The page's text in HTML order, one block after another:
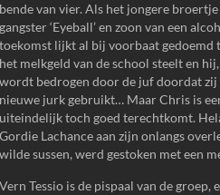
bende van vier. Als het jongere
gangster ‘Eyeball’ en zoon van een
toekomst lijkt al bij voorbaat gedoemd
het melkgeld van de school steelt en
wordt bedrogen door de juf doordat zij
nieuwe jurk gebruikt… Maar Chris is
uiteindelijk toch goed terechtkomt.
Gordie Lachance aan zijn onlangs
wilde sussen, werd gestoken met een
Vern Tessio is de pispaal van de groep,